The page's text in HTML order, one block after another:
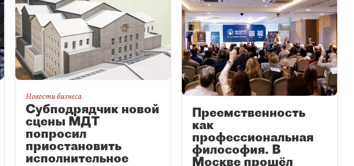
Новости бизнеса
Субподрядчик новой
сцены МДТ
попросил
приостановить
исполнительное
Преемственность
как
профессиональная
философия. В
Москве прошёл